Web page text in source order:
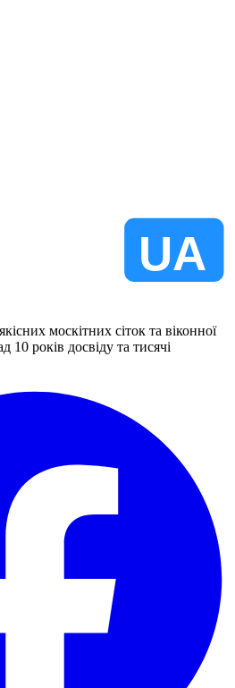
UA
москітних сіток та віконної
10 років досвіду та тисячі